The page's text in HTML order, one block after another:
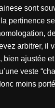
sont
pertinence
arbitrer, il
bien ajustée
veste
moins